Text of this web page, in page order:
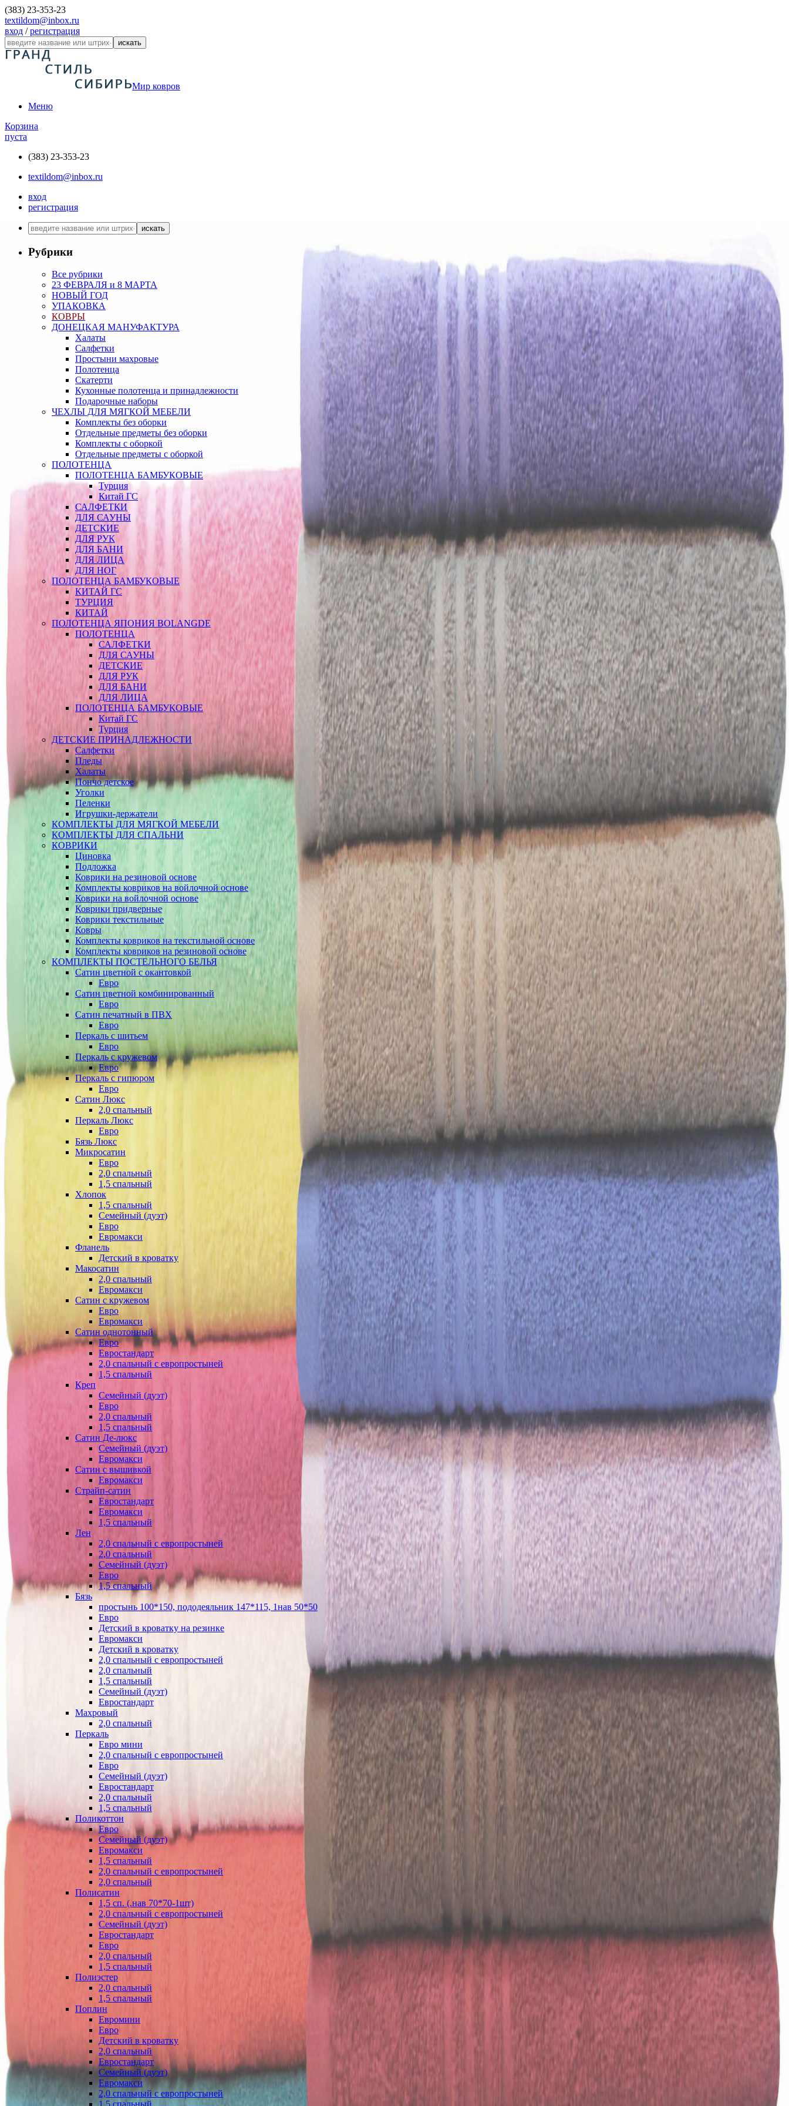
(383) 23-353-23
textildom@inbox.ru
вход /регистрация
искать
Мир ковров
Меню
Корзина
пуста
(383) 23-353-23
textildom@inbox.ru
вход
регистрация
искать
Рубрики
Все рубрики
23 ФЕВРАЛЯ и 8 МАРТА
НОВЫЙ ГОД
УПАКОВКА
КОВРЫ
ДОНЕЦКАЯ МАНУФАКТУРА
Халаты
Салфетки
Простыни махровые
Полотенца
Скатерти
Кухонные полотенца и принадлежности
Подарочные наборы
ЧЕХЛЫ ДЛЯ МЯГКОЙ МЕБЕЛИ
Комплекты без оборки
Отдельные предметы без оборки
Комплекты с оборкой
Отдельные предметы с оборкой
ПОЛОТЕНЦА
ПОЛОТЕНЦА БАМБУКОВЫЕ
Турция
Китай ГС
САЛФЕТКИ
ДЛЯ САУНЫ
ДЕТСКИЕ
ДЛЯ РУК
ДЛЯ БАНИ
ДЛЯ ЛИЦА
ДЛЯ НОГ
ПОЛОТЕНЦА БАМБУКОВЫЕ
КИТАЙ ГС
ТУРЦИЯ
КИТАЙ
ПОЛОТЕНЦА ЯПОНИЯ BOLANGDE
ПОЛОТЕНЦА
САЛФЕТКИ
ДЛЯ САУНЫ
ДЕТСКИЕ
ДЛЯ РУК
ДЛЯ БАНИ
ДЛЯ ЛИЦА
ПОЛОТЕНЦА БАМБУКОВЫЕ
Китай ГС
Турция
ДЕТСКИЕ ПРИНАДЛЕЖНОСТИ
Салфетки
Пледы
Халаты
Пончо детское
Уголки
Пеленки
Игрушки-держатели
КОМПЛЕКТЫ ДЛЯ МЯГКОЙ МЕБЕЛИ
КОМПЛЕКТЫ ДЛЯ СПАЛЬНИ
КОВРИКИ
Циновка
Подложка
Коврики на резиновой основе
Комплекты ковриков на войлочной основе
Коврики на войлочной основе
Коврики придверные
Коврики текстильные
Ковры
Комплекты ковриков на текстильной основе
Комплекты ковриков на резиновой основе
КОМПЛЕКТЫ ПОСТЕЛЬНОГО БЕЛЬЯ
Сатин цветной с окантовкой
Евро
Сатин цветной комбинированный
Евро
Сатин печатный в ПВХ
Евро
Перкаль с шитьем
Евро
Перкаль с кружевом
Евро
Перкаль с гипюром
Евро
Сатин Люкс
2,0 спальный
Перкаль Люкс
Евро
Бязь Люкс
Микросатин
Евро
2,0 спальный
1,5 спальный
Хлопок
1,5 спальный
Семейный (дуэт)
Евро
Евромакси
Фланель
Детский в кроватку
Макосатин
2,0 спальный
Евромакси
Сатин с кружевом
Евро
Евромакси
Сатин однотонный
Евро
Евростандарт
2,0 спальный с европростыней
1,5 спальный
Креп
Семейный (дуэт)
Евро
2,0 спальный
1,5 спальный
Сатин Де-люкс
Семейный (дуэт)
Евромакси
Сатин с вышивкой
Евромакси
Страйп-сатин
Евростандарт
Евромакси
1,5 спальный
Лен
2,0 спальный с европростыней
2,0 спальный
Семейный (дуэт)
Евро
1,5 спальный
Бязь
простынь 100*150, пододеяльник 147*115, 1нав 50*50
Евро
Детский в кроватку на резинке
Евромакси
Детский в кроватку
2,0 спальный с европростыней
2,0 спальный
1,5 спальный
Семейный (дуэт)
Евростандарт
Махровый
2,0 спальный
Перкаль
Евро мини
2,0 спальный с европростыней
Евро
Семейный (дуэт)
Евростандарт
2,0 спальный
1,5 спальный
Поликоттон
Евро
Семейный (дуэт)
Евромакси
1,5 спальный
2,0 спальный с европростыней
2,0 спальный
Полисатин
1,5 сп. (.нав 70*70-1шт)
2,0 спальный с европростыней
Семейный (дуэт)
Евростандарт
Евро
2,0 спальный
1,5 спальный
Полиэстер
2,0 спальный
1,5 спальный
Поплин
Евромини
Евро
Детский в кроватку
2,0 спальный
Евростандарт
Семейный (дуэт)
Евромакси
2,0 спальный с европростыней